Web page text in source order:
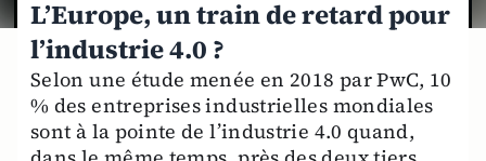
L’Europe, un train de retard pour
l’industrie 4.0 ?
Selon une étude menée en 2018 par PwC, 10
% des entreprises industrielles mondiales
sont à la pointe de l’industrie 4.0 quand,